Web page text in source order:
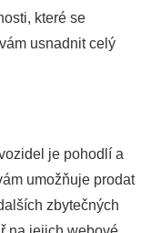
které se
usnadnit celý
je pohodlí a
umožňuje prodat
zbytečných